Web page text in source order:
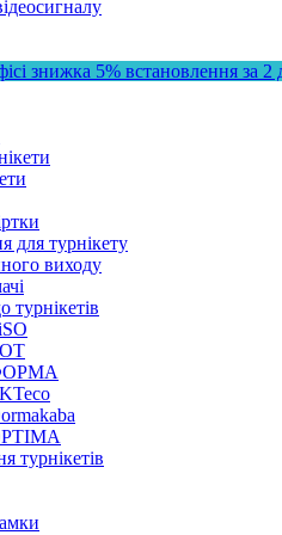
знижка 5% встановлення за 2
для турнікету
виходу
турнікетів
турнікетів